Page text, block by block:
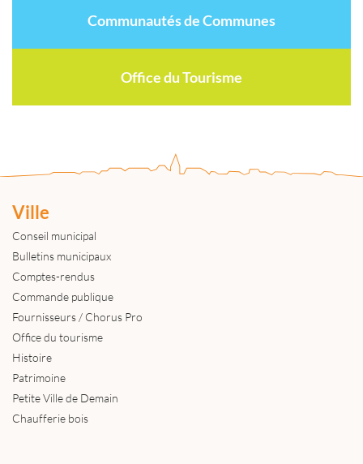
Communautés de Communes
Office du Tourisme
Ville
Conseil municipal
Bulletins municipaux
Comptes-rendus
Commande publique
Fournisseurs / Chorus Pro
Office du tourisme
Histoire
Patrimoine
Petite Ville de Demain
Chaufferie bois